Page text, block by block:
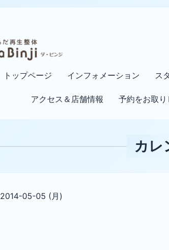
トップページ インフォメーション ス
アクセス＆店舗情報 予約をお取り
カレ
2014-05-05 (月)